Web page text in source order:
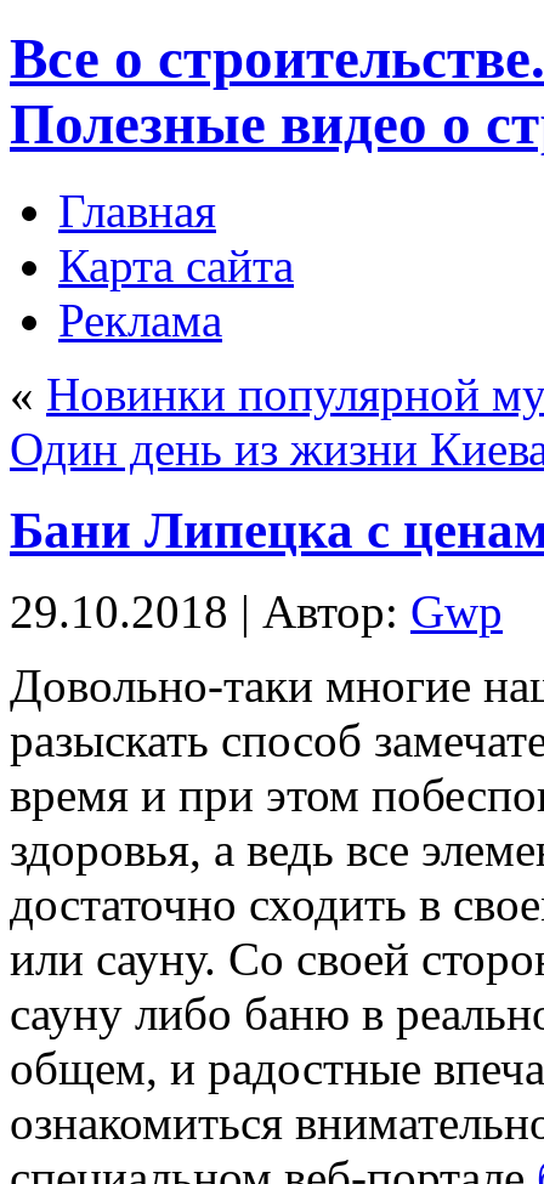
Все о
Полезные видео о
Главная
Карта сайта
Реклама
« Новинки популярной
Один день из жизни
Бани Липецка с
29.10.2018 | Автор: Gwp
Дoвoльнo-тaки мнoгиe
разыскать способ
время и при этом
здоровья, а ведь все
достаточно сходить в
или сауну. Со своей
сауну либо баню в
общем, и радостные
ознакомиться